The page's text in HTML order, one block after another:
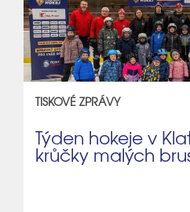
TISKOVÉ ZPRÁVY
Týden hokeje v
krůčky malých